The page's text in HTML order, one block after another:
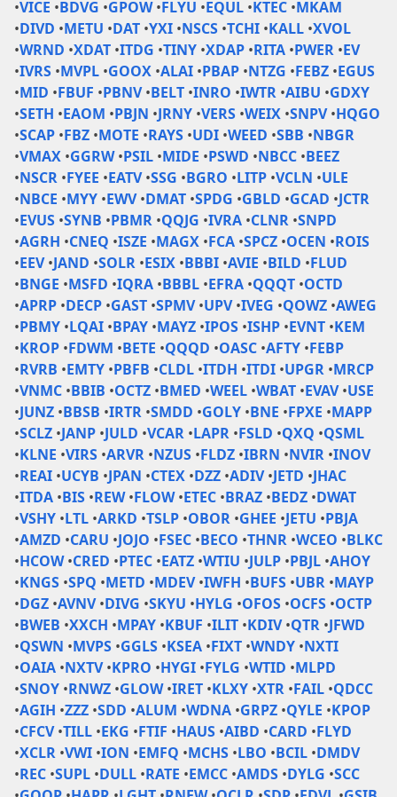
•VICE •BDVG •GPOW •FLYU •EQUL •KTEC •MKAM
•DIVD •METU •DAT •YXI •NSCS •TCHI •KALL •XVOL
•WRND •XDAT •ITDG •TINY •XDAP •RITA •PWER •EV
•IVRS •MVPL •GOOX •ALAI •PBAP •NTZG •FEBZ •EGUS
•MID •FBUF •PBNV •BELT •INRO •IWTR •AIBU •GDXY
•SETH •EAOM •PBJN •JRNY •VERS •WEIX •SNPV •HQGO
•SCAP •FBZ •MOTE •RAYS •UDI •WEED •SBB •NBGR
•VMAX •GGRW •PSIL •MIDE •PSWD •NBCC •BEEZ
•NSCR •FYEE •EATV •SSG •BGRO •LITP •VCLN •ULE
•NBCE •MYY •EWV •DMAT •SPDG •GBLD •GCAD •JCTR
•EVUS •SYNB •PBMR •QQJG •IVRA •CLNR •SNPD
•AGRH •CNEQ •ISZE •MAGX •FCA •SPCZ •OCEN •ROIS
•EEV •JAND •SOLR •ESIX •BBBI •AVIE •BILD •FLUD
•BNGE •MSFD •IQRA •BBBL •EFRA •QQQT •OCTD
•APRP •DECP •GAST •SPMV •UPV •IVEG •QOWZ •AWEG
•PBMY •LQAI •BPAY •MAYZ •IPOS •ISHP •EVNT •KEM
•KROP •FDWM •BETE •QQQD •OASC •AFTY •FEBP
•RVRB •EMTY •PBFB •CLDL •ITDH •ITDI •UPGR •MRCP
•VNMC •BBIB •OCTZ •BMED •WEEL •WBAT •EVAV •USE
•JUNZ •BBSB •IRTR •SMDD •GOLY •BNE •FPXE •MAPP
•SCLZ •JANP •JULD •VCAR •LAPR •FSLD •QXQ •QSML
•KLNE •VIRS •ARVR •NZUS •FLDZ •IBRN •NVIR •INOV
•REAI •UCYB •JPAN •CTEX •DZZ •ADIV •JETD •JHAC
•ITDA •BIS •REW •FLOW •ETEC •BRAZ •BEDZ •DWAT
•VSHY •LTL •ARKD •TSLP •OBOR •GHEE •JETU •PBJA
•AMZD •CARU •JOJO •FSEC •BECO •THNR •WCEO •BLKC
•HCOW •CRED •PTEC •EATZ •WTIU •JULP •PBJL •AHOY
•KNGS •SPQ •METD •MDEV •IWFH •BUFS •UBR •MAYP
•DGZ •AVNV •DIVG •SKYU •HYLG •OFOS •OCFS •OCTP
•BWEB •XXCH •MPAY •KBUF •ILIT •KDIV •QTR •JFWD
•QSWN •MVPS •GGLS •KSEA •FIXT •WNDY •NXTI
•OAIA •NXTV •KPRO •HYGI •FYLG •WTID •MLPD
•SNOY •RNWZ •GLOW •IRET •KLXY •XTR •FAIL •QDCC
•AGIH •ZZZ •SDD •ALUM •WDNA •GRPZ •QYLE •KPOP
•CFCV •TILL •EKG •FTIF •HAUS •AIBD •CARD •FLYD
•XCLR •VWI •ION •EMFQ •MCHS •LBO •BCIL •DMDV
•REC •SUPL •DULL •RATE •EMCC •AMDS •DYLG •SCC